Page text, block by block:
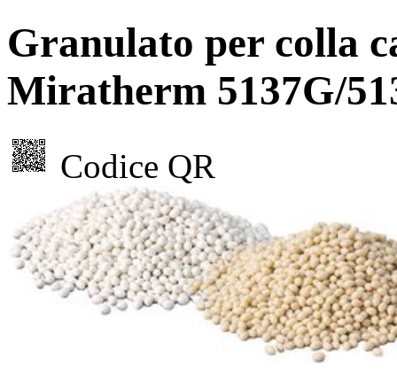
Granulato per colla
Miratherm 5137G/
Codice QR